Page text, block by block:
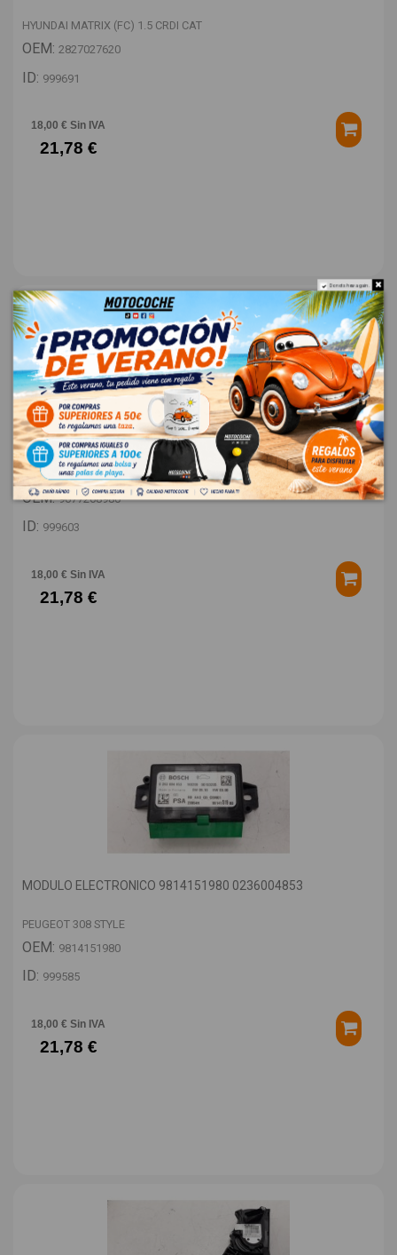
HYUNDAI MATRIX (FC) 1.5 CRDI CAT
OEM: 2827027620
ID: 999691
18,00 € Sin IVA
21,78 €
TAPA EXTERIOR COMBUSTIBLE 9677268980
PEUGEOT 308 STYLE
OEM:9677268980
ID: 999603
18,00 € Sin IVA
21,78 €
MODULO ELECTRONICO 9814151980 0236004853
PEUGEOT 308 STYLE
OEM: 9814151980
ID: 999585
18,00 € Sin IVA
21,78 €
Do not show again.